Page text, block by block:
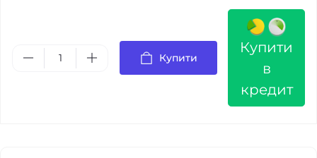
Купити
Купити
в
кредит